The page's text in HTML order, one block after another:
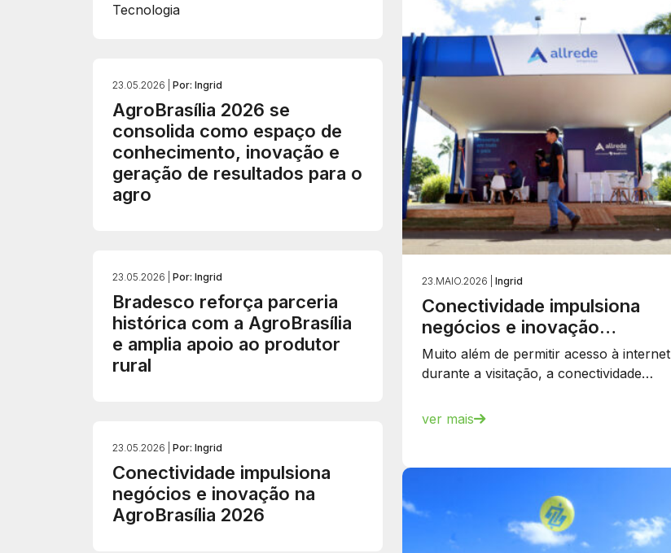
Tecnologia
23.05.2026 | Por: Ingrid
AgroBrasília 2026 se
consolida como espaço de
conhecimento, inovação e
geração de resultados para o
agro
23.05.2026 | Por: Ingrid
Bradesco reforça parceria
histórica com a AgroBrasília
e amplia apoio ao produtor
rural
23.05.2026 | Por: Ingrid
Conectividade impulsiona
negócios e inovação na
AgroBrasília 2026
23.MAIO.2026 | Ingrid
Conectividade impulsiona
negócios e inovação…
Muito além de permitir acesso à internet
durante a visitação, a conectividade…
ver mais